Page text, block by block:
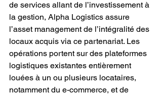
de services allant de l’investissement à
la gestion, Alpha Logistics assure
l’asset management de l’intégralité des
locaux acquis via ce partenariat. Les
opérations portent sur des plateformes
logistiques existantes entièrement
louées à un ou plusieurs locataires,
notamment du e-commerce, et de